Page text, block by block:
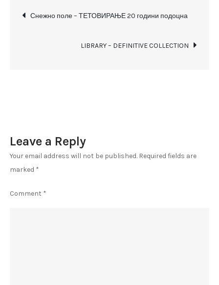
Влада,
–
Post
navigation
Снежно поле – ТЕТОВИРАЊЕ 20 години подоцна
LIBRARY – DEFINITIVE COLLECTION
Leave a Reply
Your email address will not be published. Required fields are
marked *
Comment *